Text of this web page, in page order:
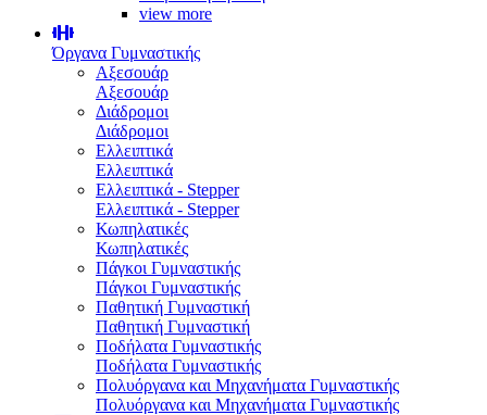
view more
Όργανα Γυμναστικής
Αξεσουάρ
Αξεσουάρ
Διάδρομοι
Διάδρομοι
Ελλειπτικά
Ελλειπτικά
Ελλειπτικά - Stepper
Ελλειπτικά - Stepper
Κωπηλατικές
Κωπηλατικές
Πάγκοι Γυμναστικής
Πάγκοι Γυμναστικής
Παθητική Γυμναστική
Παθητική Γυμναστική
Ποδήλατα Γυμναστικής
Ποδήλατα Γυμναστικής
Πολυόργανα και Μηχανήματα Γυμναστικής
Πολυόργανα και Μηχανήματα Γυμναστικής